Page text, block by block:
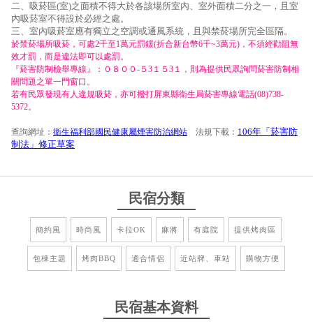
二、吸菸區(室)之面積不得大於各該場所室內、室外面積二分之一，且室
內吸菸室不得設於必經之處。
三、室內吸菸室應有獨立之空調或通風系統，且與禁菸場所完全區隔。
於禁菸場所吸菸，可處2千至1萬元罰鍰(折合新台幣6千~3萬元)，不須經勸阻無
效才罰，而是違法即可以處罰。
『菸害防制檢舉專線』：０８００-５3１５3１，則為提供民眾詢問菸害防制相
關問題之單一門窗口。
若有民眾發現有人違規吸菸，亦可撥打屏東縣衛生局菸害專線電話(08)738-
5372。
查詢網址： 衛生福利部國民健康屬煙害防治網站 法規下載： 106年「菸害防
制法」修正草案
民宿分類
簡約風 時尚風 卡拉OK 麻將 有庭院 提供烤肉區
包棟主題 烤肉BBQ 適合情侶 近站牌、車站 購物方便
民宿基本資料